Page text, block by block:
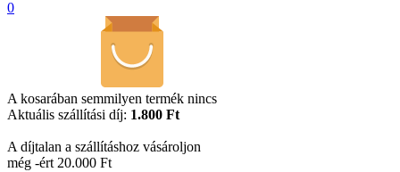
0
A kosarában semmilyen termék nincs
Aktuális szállítási díj: 1.800 Ft
A díjtalan a szállításhoz vásároljon
még -ért 20.000 Ft